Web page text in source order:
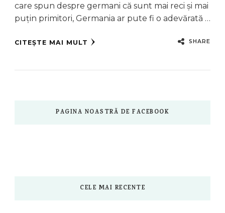
care spun despre germani că sunt mai reci și mai
puțin primitori, Germania ar pute fi o adevărată …
CITEȘTE MAI MULT SHARE
PAGINA NOASTRĂ DE FACEBOOK
CELE MAI RECENTE